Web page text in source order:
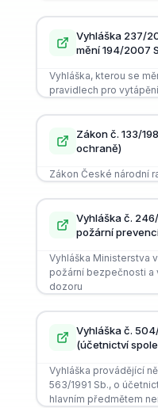
Vyhláška 237/
mění 194/2007
Vyhláška, kterou se
pravidlech pro
Zákon č. 133/
ochraně)
Zákon České národní
Vyhláška č.
požární
Vyhláška Ministerstva
požární bezpečnosti a
dozoru
Vyhláška č.
(účetnictví
Vyhláška provádějící
563/1991 Sb., o
hlavním předmětem